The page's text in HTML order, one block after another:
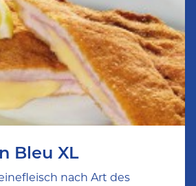
Bleu XL
nach Art des